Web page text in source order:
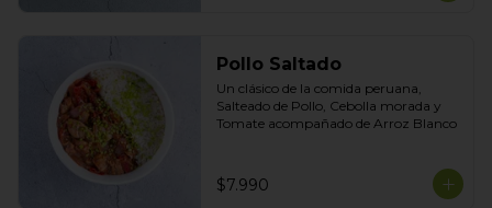
Pollo Saltado
Un clásico de la comida peruana,
Salteado de Pollo, Cebolla morada y
Tomate acompañado de Arroz Blanco
$7.990